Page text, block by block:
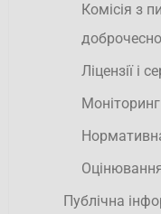
Комісія з
Ліцензії і
Моніторинг
Публічна